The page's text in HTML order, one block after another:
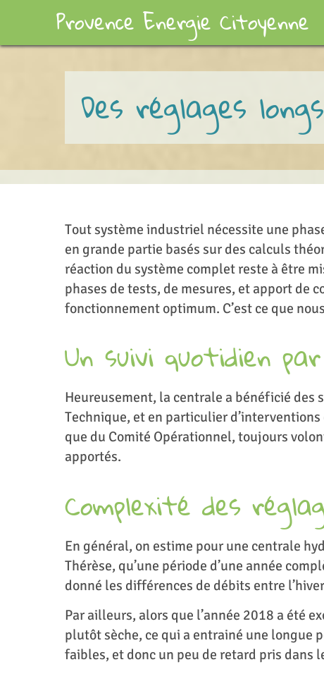
Provence Energie Citoyenne
Des réglages
Tout système industriel nécessite une
en grande partie basés sur des calculs
réaction du système complet reste à être
phases de tests, de mesures, et apport de
fonctionnement optimum. C’est ce que
Un suivi quotidien
Heureusement, la centrale a bénéficié des
Technique, et en particulier
que du Comité Opérationnel, toujours
apportés.
Complexité des
En général, on estime pour une centrale
Thérèse, qu’une période d’une année
donné les différences de débits entre
Par ailleurs, alors que l’année 2018 a été
plutôt sèche, ce qui a entrainé une
faibles, et donc un peu de retard pris dans